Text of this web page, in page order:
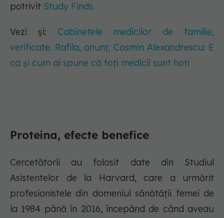
potrivit Study Finds.
Vezi și: Cabinetele medicilor de familie,
verificate. Rafila, anunț. Cosmin Alexandrescu: E
ca și cum ai spune că toți medicii sunt hoți
Proteina, efecte benefice
Cercetătorii au folosit date din Studiul
Asistentelor de la Harvard, care a urmărit
profesionistele din domeniul sănătății femei de
la 1984 până în 2016, începând de când aveau